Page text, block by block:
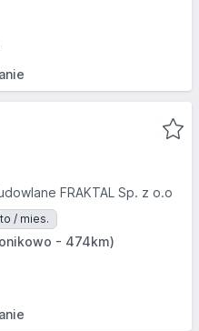
FRAKTAL Sp. z o.o
/ mies.
- 474km)